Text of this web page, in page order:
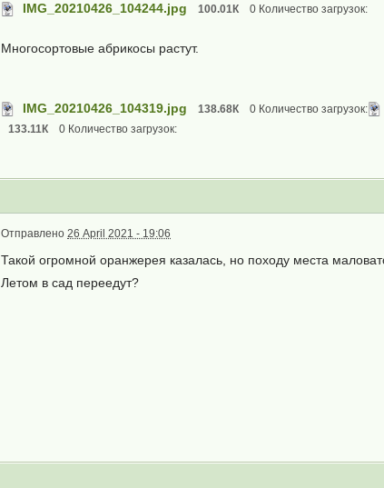
IMG_20210426_104244.jpg
100.01К 0 Количество загрузок:
Многосортовые абрикосы растут.
IMG_20210426_104319.jpg 138.68К 0 Количество загрузок:
133.11К 0 Количество загрузок:
Отправлено 26 April 2021 - 19:06
Такой огромной оранжерея казалась, но походу места
Летом в сад переедут?